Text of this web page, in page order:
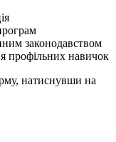
законодавством
профільних навичок
натиснувши на